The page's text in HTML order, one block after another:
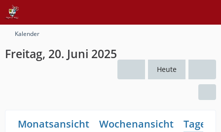
Kalender
Freitag, 20. Juni 2025
Heute
Monatsansicht Wochenansicht